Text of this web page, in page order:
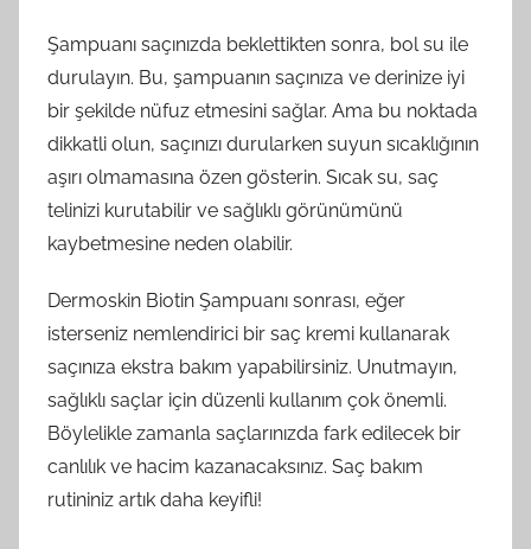
Şampuanı saçınızda beklettikten sonra, bol su ile
durulayın. Bu, şampuanın saçınıza ve derinize iyi
bir şekilde nüfuz etmesini sağlar. Ama bu noktada
dikkatli olun, saçınızı durularken suyun sıcaklığının
aşırı olmamasına özen gösterin. Sıcak su, saç
telinizi kurutabilir ve sağlıklı görünümünü
kaybetmesine neden olabilir.
Dermoskin Biotin Şampuanı sonrası, eğer
isterseniz nemlendirici bir saç kremi kullanarak
saçınıza ekstra bakım yapabilirsiniz. Unutmayın,
sağlıklı saçlar için düzenli kullanım çok önemli.
Böylelikle zamanla saçlarınızda fark edilecek bir
canlılık ve hacim kazanacaksınız. Saç bakım
rutininiz artık daha keyifli!